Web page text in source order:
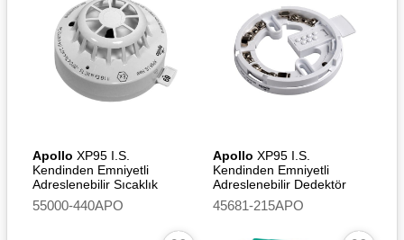
Apollo XP95 I.S.
Kendinden Emniyetli
Adreslenebilir Sıcaklık
Dedektörü (A2S)
55000-440APO
Apollo XP95 I.S.
Kendinden Emniyetli
Adreslenebilir Dedektör
XPERT 7 I.S. Montaj
Tabanı
45681-215APO